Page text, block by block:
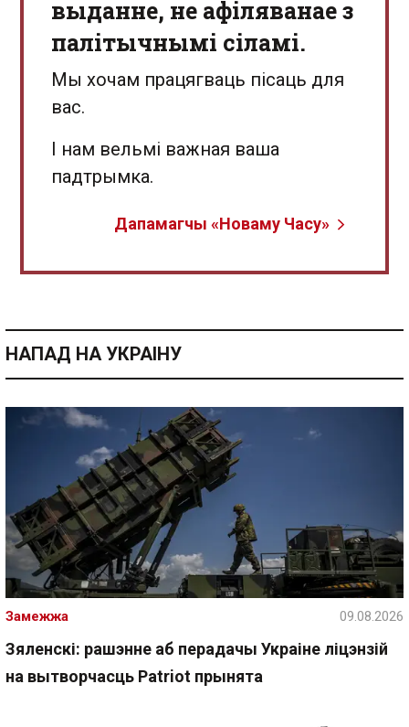
выданне, не афіляванае з
палітычнымі сіламі.
Мы хочам працягваць пісаць для
вас.
І нам вельмі важная ваша
падтрымка.
Дапамагчы «Новаму Часу»
НАПАД НА УКРАІНУ
Зяленскі: рашэнне аб перадачы Украіне ліцэнзій
на вытворчасць Patriot прынята
Замежжа 09.08.2026